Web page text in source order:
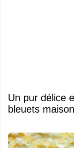
Un pur délice
bleuets maison